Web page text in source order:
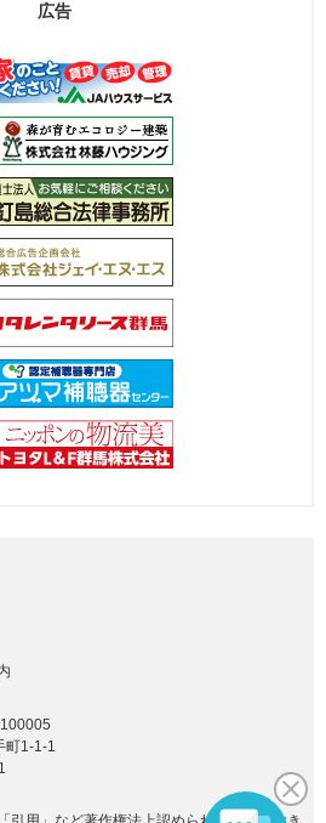
広告
町1-1-1